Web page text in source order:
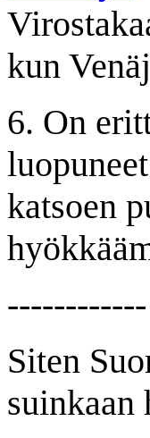
kun
6. On
katsoen
------------
Siten
suinkaan